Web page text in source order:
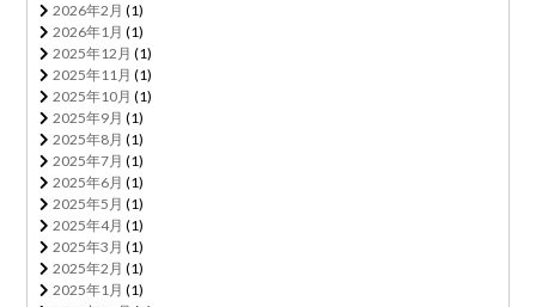
2026年2月 (1)
2026年1月 (1)
2025年12月 (1)
2025年11月 (1)
2025年10月 (1)
2025年9月 (1)
2025年8月 (1)
2025年7月 (1)
2025年6月 (1)
2025年5月 (1)
2025年4月 (1)
2025年3月 (1)
2025年2月 (1)
2025年1月 (1)